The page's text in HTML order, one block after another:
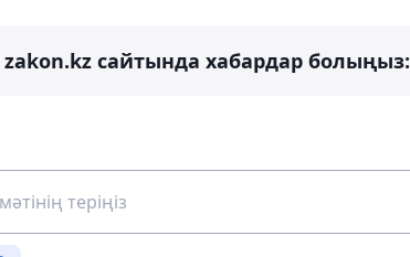
сайтында хабардар болыңыз: